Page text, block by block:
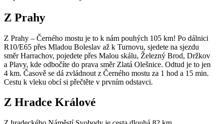
Z Prahy
Z Prahy – Černého mostu je to k nám pouhých 105 km! Po dálnici
R10/E65 přes Mladou Boleslav až k Turnovu, sjedete na sjezdu
směr Harrachov, pojedete přes Malou skálu, Železný Brod, Držkov
a Plavy, kde odbočíte do prava směr Zlatá Olešnice. Odtud je to jen
4 km. Časově se dá zvládnout z Černého mostu za 1 hod a 15 min.
Cestu k vleku obcí si přečtěte v prvním odstavci.
Z Hradce Králové